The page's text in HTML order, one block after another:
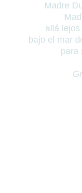
Madre
allá
bajo el mar
para